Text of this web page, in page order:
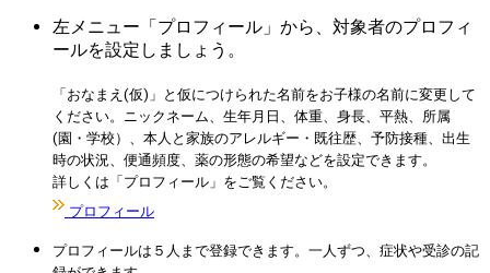
左メニュー「プロフィール」から、対象者のプロフィ
ールを設定しましょう。
「おなまえ(仮)」と仮につけられた名前をお子様の名前に変更して
ください。ニックネーム、生年月日、体重、身長、平熱、所属
(園・学校）、本人と家族のアレルギー・既往歴、予防接種、出生
時の状況、便通頻度、薬の形態の希望などを設定できます。
詳しくは「プロフィール」をご覧ください。
プロフィール
プロフィールは５人まで登録できます。一人ずつ、症状や受診の記